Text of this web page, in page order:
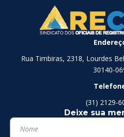
Rua Timbiras, 2318, Lourdes
30140-
(31) 2129-
Deixe sua